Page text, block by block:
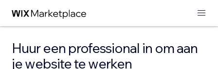
Huur een professional in om aan
je website te werken